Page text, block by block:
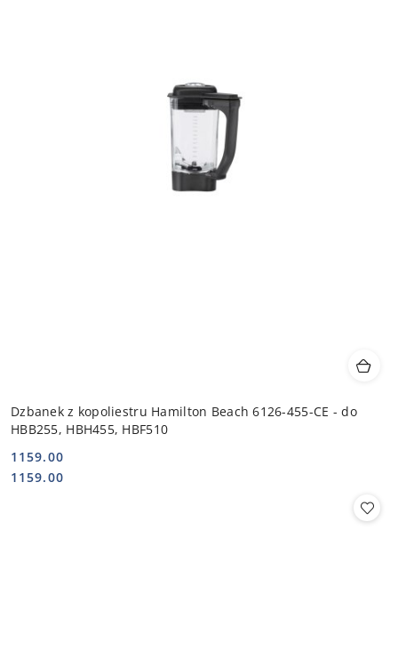
Dzbanek z kopoliestru Hamilton Beach 6126-455-CE - do
HBB255, HBH455, HBF510
Cena:
1159.00
Cena:
1159.00